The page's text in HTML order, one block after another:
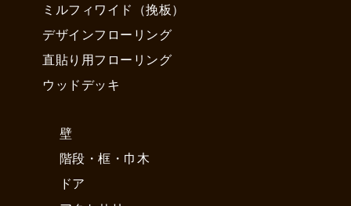
ミルフィワイド（挽板）
デザインフローリング
直貼り用フローリング
ウッドデッキ
壁
階段・框・巾木
ドア